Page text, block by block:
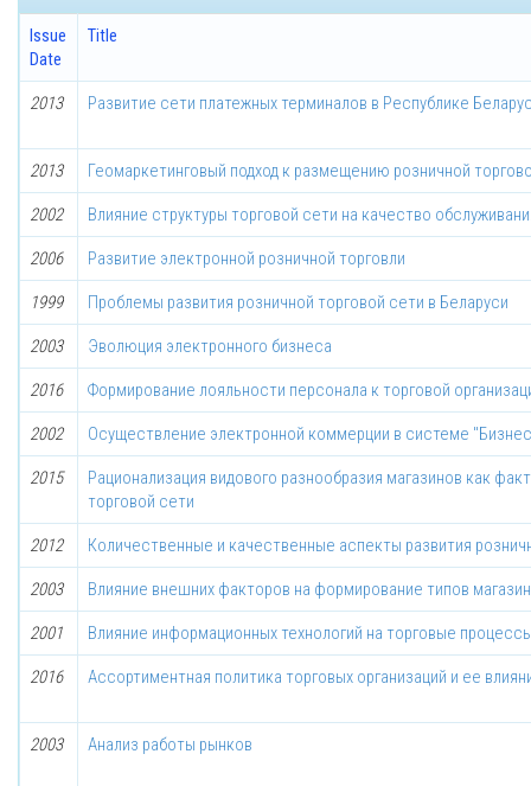
Issue
Date
Title
2013 Развитие сети платежных терминалов в Республике
2013 Геомаркетинговый подход к размещению розничной
2002 Влияние структуры торговой сети на качество
2006 Развитие электронной розничной торговли
1999 Проблемы развития розничной торговой сети в Беларуси
2003 Эволюция электронного бизнеса
2016 Формирование лояльности персонала к торговой
2002 Осуществление электронной коммерции в системе
2015
Рационализация видового разнообразия магазинов как
торговой сети
2012 Количественные и качественные аспекты развития
2003 Влияние внешних факторов на формирование типов
2001 Влияние информационных технологий на торговые
2016 Ассортиментная политика торговых организаций и ее
2003 Анализ работы рынков